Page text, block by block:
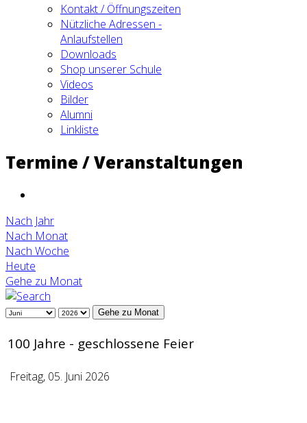
Kontakt / Öffnungszeiten
Nützliche Adressen -
Anlaufstellen
Downloads
Shop unserer Schule
Videos
Bilder
Alumni
Linkliste
Termine / Veranstaltungen
Nach Jahr
Nach Monat
Nach Woche
Heute
Gehe zu Monat
Gehe zu Monat
100 Jahre - geschlossene Feier
Freitag, 05. Juni 2026